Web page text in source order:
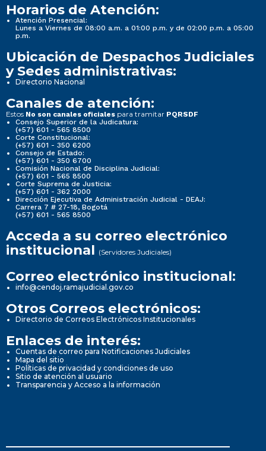
Horarios de Atención:
Atención Presencial:
Lunes a Viernes de 08:00 a.m. a 01:00 p.m. y de 02:00 p.m. a 05:00
p.m.
Ubicación de Despachos Judiciales
y Sedes administrativas:
Directorio Nacional
Canales de atención:
Estos No son canales oficiales para tramitar PQRSDF
Consejo Superior de la Judicatura:
(+57) 601 - 565 8500
Corte Constitucional:
(+57) 601 - 350 6200
Consejo de Estado:
(+57) 601 - 350 6700
Comisión Nacional de Disciplina Judicial:
(+57) 601 - 565 8500
Corte Suprema de Justicia:
(+57) 601 - 362 2000
Dirección Ejecutiva de Administración Judicial - DEAJ:
Carrera 7 # 27-18, Bogotá
(+57) 601 - 565 8500
Acceda a su correo electrónico
institucional (Servidores Judiciales)
Correo electrónico institucional:
info@cendoj.ramajudicial.gov.co
Otros Correos electrónicos:
Directorio de Correos Electrónicos Institucionales
Enlaces de interés:
Cuentas de correo para Notificaciones Judiciales
Mapa del sitio
Políticas de privacidad y condiciones de uso
Sitio de atención al usuario
Transparencia y Acceso a la información